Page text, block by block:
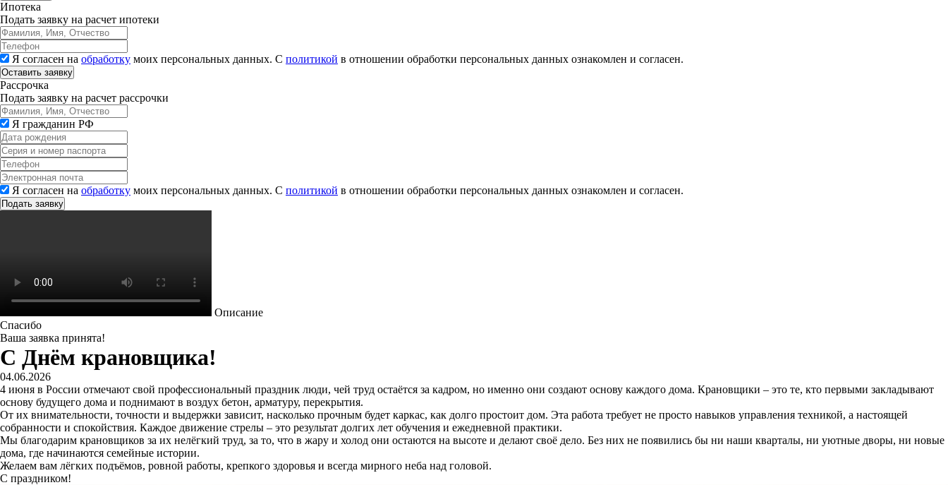
Ипотека
Подать заявку на расчет ипотеки
Я согласен на обработку моих персональных данных. С политикой в отношении обработки персональных данных ознакомлен и согласен.
Рассрочка
Подать заявку на расчет рассрочки
Я гражданин РФ
Я согласен на обработку моих персональных данных. С политикой в отношении обработки персональных данных ознакомлен и согласен.
Описание
Спасибо
Ваша заявка принята!
С Днём крановщика!
04.06.2026
4 июня в России отмечают свой профессиональный праздник люди, чей труд остаётся за кадром, но именно они создают основу каждого дома. Крановщики – это те, кто первыми закладывают
основу будущего дома и поднимают в воздух бетон, арматуру, перекрытия.
От их внимательности, точности и выдержки зависит, насколько прочным будет каркас, как долго простоит дом. Эта работа требует не просто навыков управления техникой, а настоящей
собранности и спокойствия. Каждое движение стрелы – это результат долгих лет обучения и ежедневной практики.
Мы благодарим крановщиков за их нелёгкий труд, за то, что в жару и холод они остаются на высоте и делают своё дело. Без них не появились бы ни наши кварталы, ни уютные дворы, ни новые
дома, где начинаются семейные истории.
Желаем вам лёгких подъёмов, ровной работы, крепкого здоровья и всегда мирного неба над головой.
С праздником!